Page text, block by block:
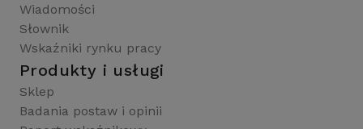
Wiadomości
Słownik
Wskaźniki rynku pracy
Produkty i usługi
Sklep
Badania postaw i opinii